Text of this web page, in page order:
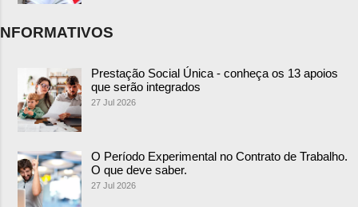
NFORMATIVOS
Prestação Social Única - conheça os 13 apoios
que serão integrados
27 Jul 2026
O Período Experimental no Contrato de Trabalho.
O que deve saber.
27 Jul 2026